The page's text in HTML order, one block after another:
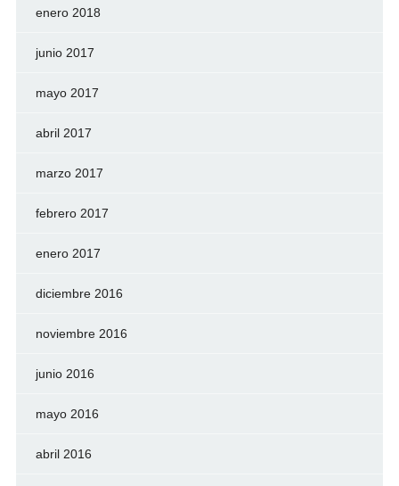
enero 2018
junio 2017
mayo 2017
abril 2017
marzo 2017
febrero 2017
enero 2017
diciembre 2016
noviembre 2016
junio 2016
mayo 2016
abril 2016